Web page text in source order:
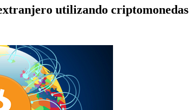
utilizando criptomonedas